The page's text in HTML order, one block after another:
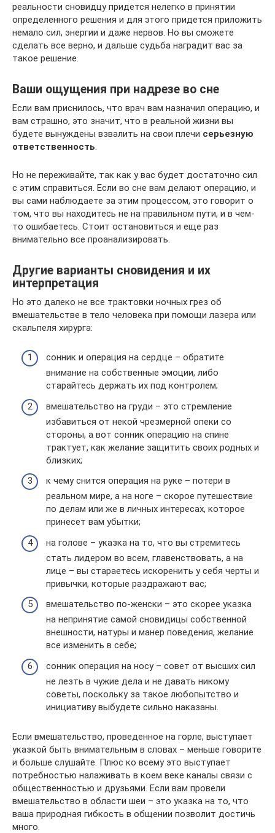
реальности сновидцу придется нелегко в принятии
определенного решения и для этого придется приложить
немало сил, энергии и даже нервов. Но вы сможете
сделать все верно, и дальше судьба наградит вас за
такое решение.
Ваши ощущения при надрезе во сне
Если вам приснилось, что врач вам назначил операцию, и
вам страшно, это значит, что в реальной жизни вы
будете вынуждены взвалить на свои плечи серьезную
ответственность.
Но не переживайте, так как у вас будет достаточно сил
с этим справиться. Если во сне вам делают операцию, и
вы сами наблюдаете за этим процессом, это говорит о
том, что вы находитесь не на правильном пути, и в чем-
то ошибаетесь. Стоит остановиться и еще раз
внимательно все проанализировать.
Другие варианты сновидения и их
интерпретация
Но это далеко не все трактовки ночных грез об
вмешательстве в тело человека при помощи лазера или
скальпеля хирурга:
сонник и операция на сердце – обратите
внимание на собственные эмоции, либо
старайтесь держать их под контролем;
вмешательство на груди – это стремление
избавиться от некой чрезмерной опеки со
стороны, а вот сонник операцию на спине
трактует, как желание защитить своих родных и
близких;
к чему снится операция на руке – потери в
реальном мире, а на ноге – скорое путешествие
по делам или же в личных интересах, которое
принесет вам убытки;
на голове – указка на то, что вы стремитесь
стать лидером во всем, главенствовать, а на
лице – вы стараетесь искоренить у себя черты и
привычки, которые раздражают вас;
вмешательство по-женски – это скорее указка
на непринятие самой сновидицы собственной
внешности, натуры и манер поведения, желание
все изменить в себе;
сонник операция на носу – совет от высших сил
не лезть в чужие дела и не давать никому
советы, поскольку за такое любопытство и
инициативу выбудете сильно наказаны.
Если вмешательство, проведенное на горле, выступает
указкой быть внимательным в словах – меньше говорите
и больше слушайте. Плюс ко всему это выступает
потребностью налаживать в коем веке каналы связи с
общественностью и друзьями. Если вам провели
вмешательство в области шеи – это указка на то, что
ваша природная гибкость в общении позволит достичь
много.